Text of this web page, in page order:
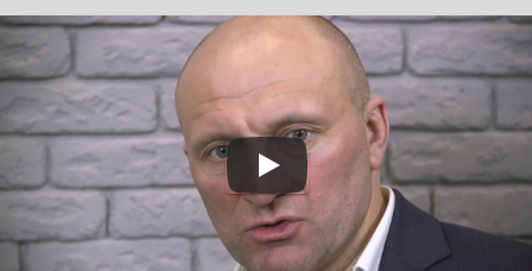
TV СЮЖЕТ
#P.S.: Анатолій
Бондаренко планує
перетворити Черкаси